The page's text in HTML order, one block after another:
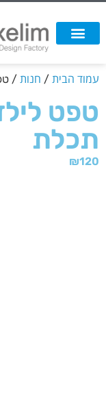
עמוד הבית / חנות /
טפט
תכלת
₪120